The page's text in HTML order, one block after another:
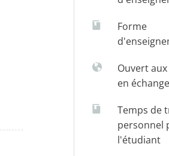
Forme
Ouvert
en échange
Temps de
personnel
l'étudiant